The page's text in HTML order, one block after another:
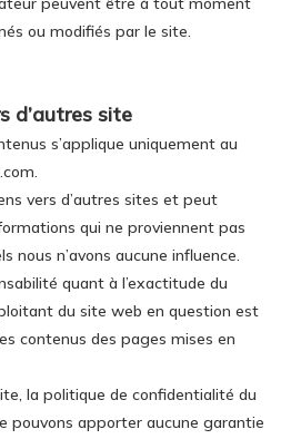
ou modifiés par le site.
d’autres site
s’applique uniquement au
vers d’autres sites et peut
qui ne proviennent pas
nous n’avons aucune influence.
quant à l’exactitude du
du site web en question est
contenus des pages mises en
la politique de confidentialité du
pouvons apporter aucune garantie